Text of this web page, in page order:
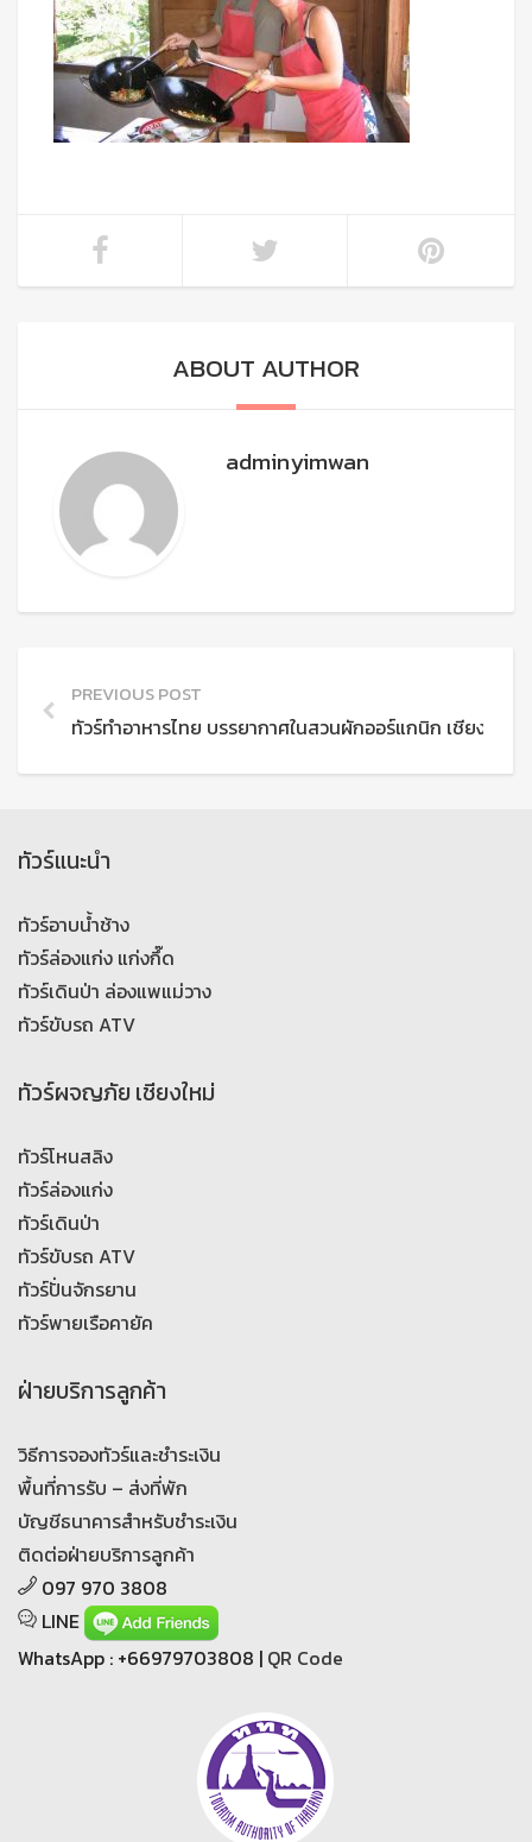
ABOUT AUTHOR
adminyimwan
PREVIOUS POST
ทัวร์ทำอาหารไทย บรรยากาศในสวนผักออร์แกนิก เชียงใหม่
ทัวร์แนะนำ
ทัวร์อาบน้ำช้าง
ทัวร์ล่องแก่ง แก่งกึ๊ด
ทัวร์เดินป่า ล่องแพแม่วาง
ทัวร์ขับรถ ATV
ทัวร์ผจญภัย เชียงใหม่
ทัวร์โหนสลิง
ทัวร์ล่องแก่ง
ทัวร์เดินป่า
ทัวร์ขับรถ ATV
ทัวร์ปั่นจักรยาน
ทัวร์พายเรือคายัค
ฝ่ายบริการลูกค้า
วิธีการจองทัวร์และชำระเงิน
พื้นที่การรับ – ส่งที่พัก
บัญชีธนาคารสำหรับชำระเงิน
ติดต่อฝ่ายบริการลูกค้า
097 970 3808
LINE
WhatsApp : +66979703808 | QR Code